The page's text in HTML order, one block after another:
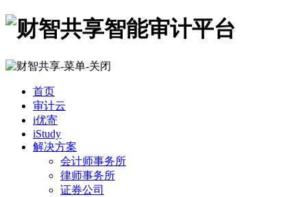
首页
审计云
i优寄
iStudy
解决方案
会计师事务所
律师事务所
证券公司